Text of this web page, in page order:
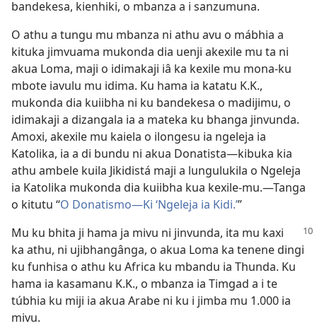
bandekesa, kienhiki, o mbanza a i sanzumuna.
O athu a tungu mu mbanza ni athu avu o mábhia a
kituka jimvuama mukonda dia uenji akexile mu ta ni
akua Loma, maji o idimakaji iâ ka kexile mu mona-ku
mbote iavulu mu idima. Ku hama ia katatu K.K.,
mukonda dia kuiibha ni ku bandekesa o madijimu, o
idimakaji a dizangala ia a mateka ku bhanga jinvunda.
Amoxi, akexile mu kaiela o ilongesu ia ngeleja ia
Katolika, ia a di bundu ni akua Donatista​—kibuka kia
athu ambele kuila Jikidistá maji a lungulukila o Ngeleja
ia Katolika mukonda dia kuiibha kua kexile-mu.—Tanga
o kitutu “O Donatismo—Ki ‘Ngeleja ia Kidi.’”
Mu ku bhita ji hama ja mivu ni jinvunda, ita mu kaxi
ka athu, ni ujibhangânga, o akua Loma ka tenene dingi
ku funhisa o athu ku Africa ku mbandu ia Thunda. Ku
hama ia kasamanu K.K., o mbanza ia Timgad a i te
túbhia ku miji ia akua Arabe ni ku i jimba mu 1.000 ia
mivu.